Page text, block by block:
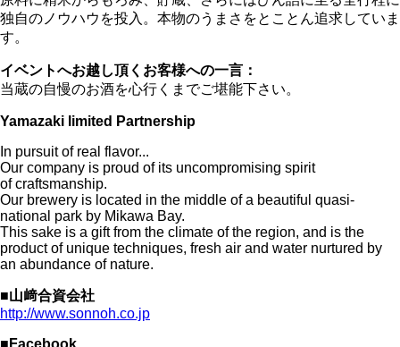
独自のノウハウを投入。本物のうまさをとことん追求していま
す。
イベントへお越し頂くお客様への一言：
当蔵の自慢のお酒を心行くまでご堪能下さい。
Yamazaki limited Partnership
In pursuit of real flavor...
Our company is proud of its uncompromising spirit
of craftsmanship.
Our brewery is located in the middle of a beautiful quasi-
national park by Mikawa Bay.
This sake is a gift from the climate of the region, and is the
product of unique techniques, fresh air and water nurtured by
an abundance of nature.
■山﨑合資会社
http://www.sonnoh.co.jp